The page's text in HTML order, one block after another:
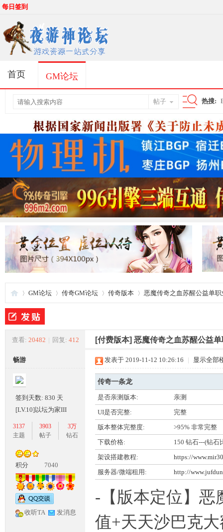
每日签到
首页 GM论坛
帖子
索
热搜:
夜
游
»
GM论坛
›
传奇GM论坛
›
传奇版本
›
恶魔传奇之血苏醒公益单
查看: 20482 | 回复: 412 [付费版本] 恶魔传奇之血苏醒公益
畅游
签到天数: 830 天
[LV.10]以坛为家III
3137
主题
3903
帖子
3万
钻石
积分 7040
收听TA 发消息
发表于 2019-11-12 10:26:16 | 显示全部
传奇一条龙
是否亲测版本:
亲测
UI是否完整:
完整
版本整体完整度:
>95% 非常完整
下载价格:
150 钻石---(钻石
架设搭建教程:
https://
服务器/微端租用:
http://
-【版本定位】恶
值+天天沙巴克